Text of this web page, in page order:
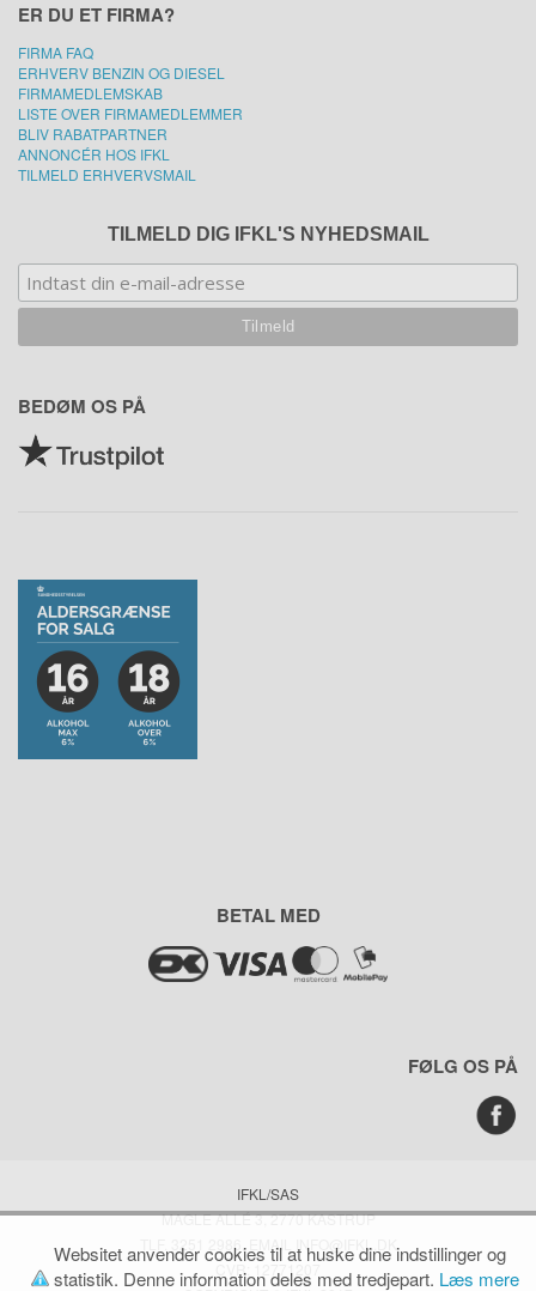
ER DU ET FIRMA?
FIRMA FAQ
ERHVERV BENZIN OG DIESEL
FIRMAMEDLEMSKAB
LISTE OVER FIRMAMEDLEMMER
BLIV RABATPARTNER
ANNONCÉR HOS IFKL
TILMELD ERHVERVSMAIL
TILMELD DIG IFKL'S NYHEDSMAIL
BEDØM OS PÅ
BETAL MED
FØLG OS PÅ
IFKL/SAS
MAGLE ALLÉ 3, 2770 KASTRUP
TLF. 3251 2986, EMAIL INFO@IFKL.DK
CVR: 12771207
Websitet anvender cookies til at huske dine indstillinger og
statistik. Denne information deles med tredjepart. Læs mere